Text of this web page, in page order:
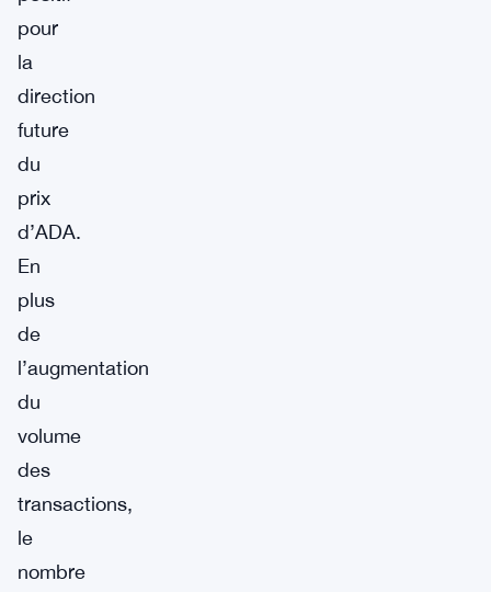
pour
la
direction
future
du
prix
d’ADA.
En
plus
de
l’augmentation
du
volume
des
transactions,
le
nombre